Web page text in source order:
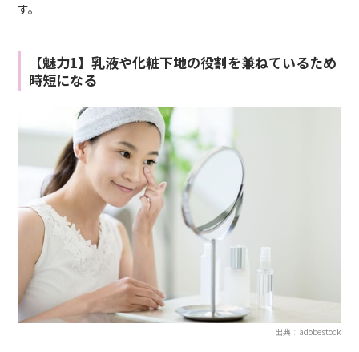
す。
【魅力1】乳液や化粧下地の役割を兼ねているため
時短になる
出典：adobestock